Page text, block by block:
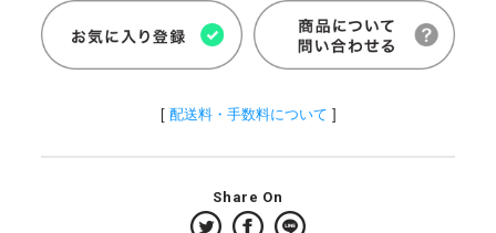
[ 配送料・手数料について ]
Share On